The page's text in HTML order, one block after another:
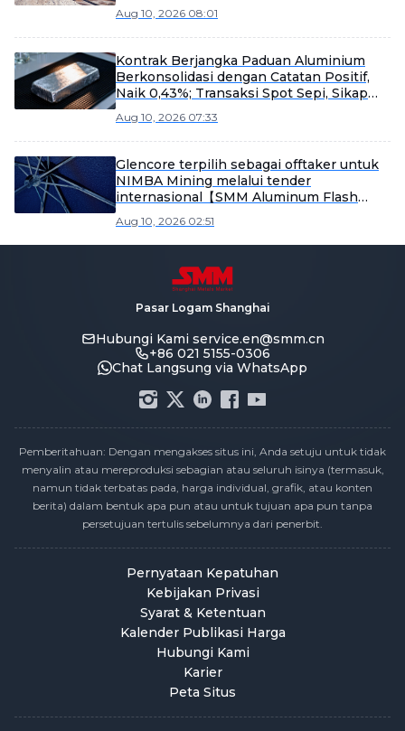
magnesium anak perusahaan masih
dalam tahap pembinaan dan
pengembangan
Aug 10, 2026 08:01
Kontrak Berjangka Paduan Aluminium
Berkonsolidasi dengan Catatan Positif,
Naik 0,43%; Transaksi Spot Sepi, Sikap
Harga Harian ADC12]
Aug 10, 2026 07:33
Glencore terpilih sebagai offtaker untuk
NIMBA Mining melalui tender
internasional【SMM Aluminum Flash
Aug 10, 2026 02:51
Pasar Logam Shanghai
Hubungi Kami service.en@smm.cn
+86 021 5155-0306
Chat Langsung via WhatsApp
Pemberitahuan: Dengan mengakses situs ini, Anda setuju untuk tidak
menyalin atau mereproduksi sebagian atau seluruh isinya (termasuk,
namun tidak terbatas pada, harga individual, grafik, atau konten
berita) dalam bentuk apa pun atau untuk tujuan apa pun tanpa
persetujuan tertulis sebelumnya dari penerbit.
Pernyataan Kepatuhan
Kebijakan Privasi
Syarat & Ketentuan
Kalender Publikasi Harga
Hubungi Kami
Karier
Peta Situs